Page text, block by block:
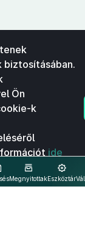
MegnyitottakEszköztár
biztosításában.
Ön
k
ide